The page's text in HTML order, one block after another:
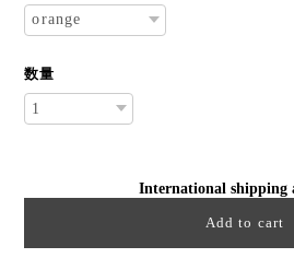
数量
International shipping
Add to cart